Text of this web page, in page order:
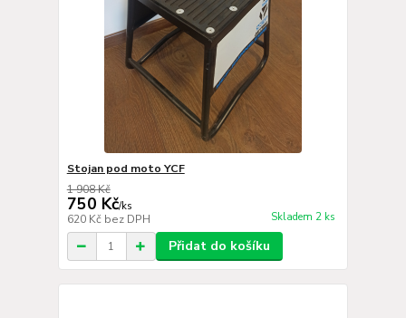
Stojan pod moto YCF
1 908 Kč
750 Kč/ks
620 Kč bez DPH Skladem 2 ks
Přidat do košíku